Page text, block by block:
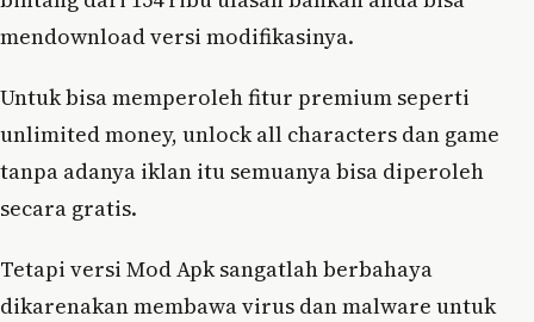
mendownload versi modifikasinya.
Untuk bisa memperoleh fitur premium seperti
unlimited money, unlock all characters dan game
tanpa adanya iklan itu semuanya bisa diperoleh
secara gratis.
Tetapi versi Mod Apk sangatlah berbahaya
dikarenakan membawa virus dan malware untuk